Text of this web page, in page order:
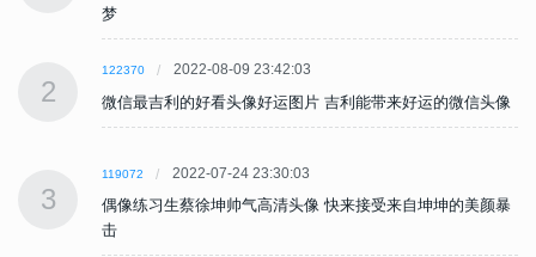
梦
2
122370 2022-08-09 23:42:03
微信最吉利的好看头像好运图片 吉利能带来好运的微信头像
3
119072 2022-07-24 23:30:03
偶像练习生蔡徐坤帅气高清头像 快来接受来自坤坤的美颜暴
击